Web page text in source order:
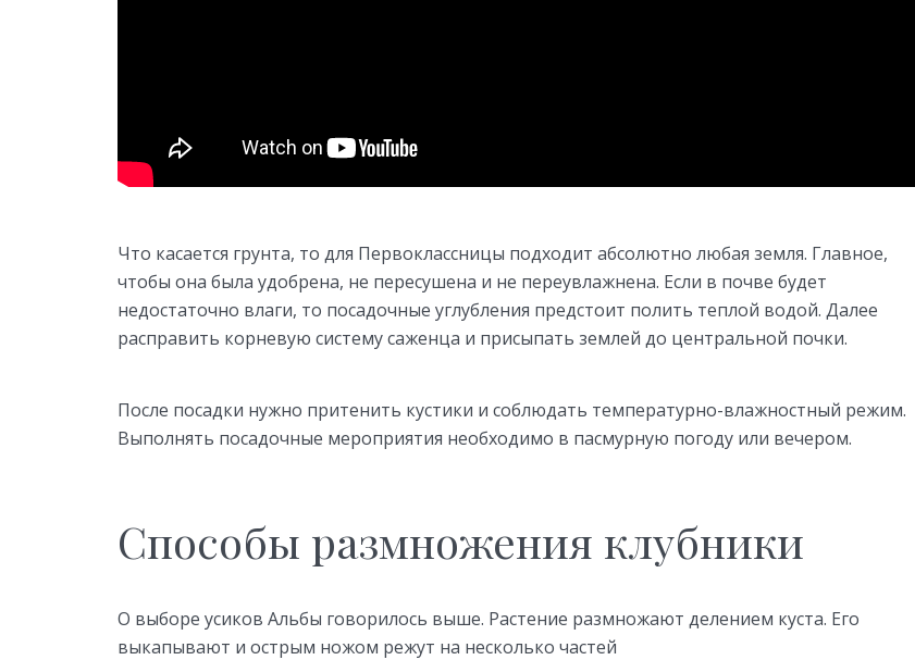
Что касается грунта, то для Первоклассницы подходит абсолютно любая земля. Главное,
чтобы она была удобрена, не пересушена и не переувлажнена. Если в почве будет
недостаточно влаги, то посадочные углубления предстоит полить теплой водой. Далее
расправить корневую систему саженца и присыпать землей до центральной почки.
После посадки нужно притенить кустики и соблюдать температурно-влажностный режим.
Выполнять посадочные мероприятия необходимо в пасмурную погоду или вечером.
Способы размножения клубники
О выборе усиков Альбы говорилось выше. Растение размножают делением куста. Его
выкапывают и острым ножом режут на несколько частей